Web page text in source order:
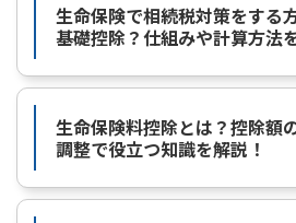
生命保険で相続税対策をする
基礎控除？仕組みや計算方法
生命保険料控除とは？控除額
調整で役立つ知識を解説！